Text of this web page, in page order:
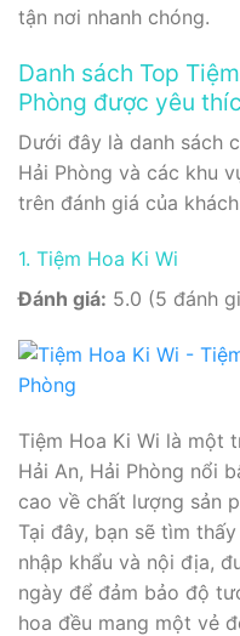
tận nơi nhanh chóng.
Danh sách Top
Phòng được yêu
Dưới đây là danh sách
Hải Phòng và các khu
trên đánh giá của
1. Tiệm Hoa Ki Wi
Đánh giá: 5.0 (5 đánh
Tiệm Hoa Ki Wi là một
Hải An, Hải Phòng nổi
cao về chất lượng sản
Tại đây, bạn sẽ tìm
nhập khẩu và nội địa,
ngày để đảm bảo độ
hoa đều mang một vẻ